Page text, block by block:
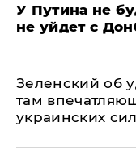
У Путина не
не уйдет с
Зеленский об
там
украинских сил